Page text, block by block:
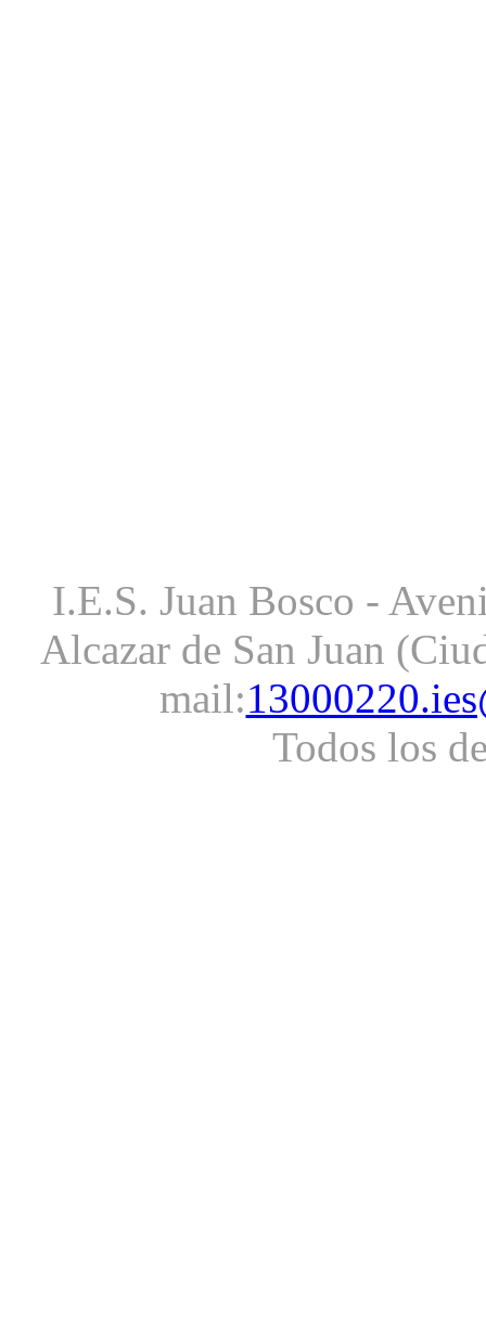
I.E.S. Juan Bosco -
Alcazar de San Juan
mail:
Todos los